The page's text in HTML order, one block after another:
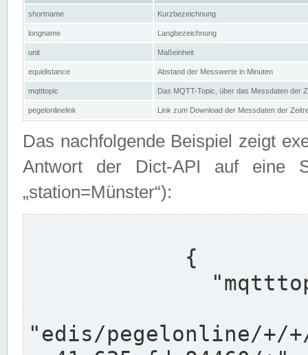
shortname Kurzbezeichnung
longname Langbezeichnung
unit Maßeinheit
equidistance Abstand der Messwerte in Minuten
mqtttopic Das MQTT-Topic, über das Messdaten der
pegelonlinelink Link zum Download der Messdaten der
Das nachfolgende Beispiel zeigt
Antwort der Dict-API auf eine
„station=Münster“):
"edis/pegelonline/+/